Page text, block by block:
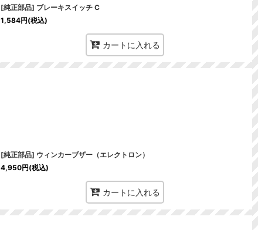
[純正部品] ブレーキスイッチ C
1,584円(税込)
カートに入れる
[純正部品] ウィンカーブザー（エレクトロン）
4,950円(税込)
カートに入れる